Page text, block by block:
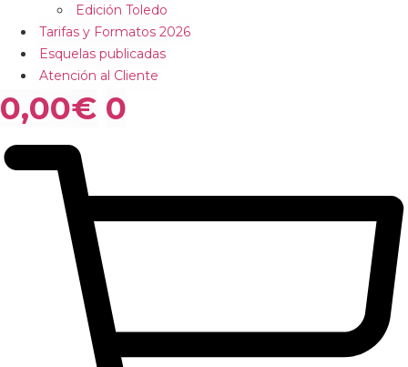
Edición Toledo
Tarifas y Formatos 2026
Esquelas publicadas
Atención al Cliente
0,00€ 0